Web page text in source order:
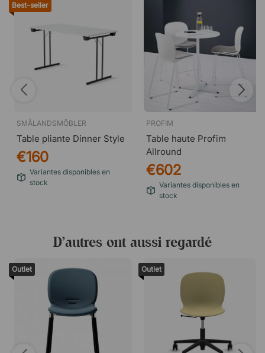
Best-seller
SMÅLANDSMÖBLER
Table pliante Dinner Style
€160
Variantes disponibles en
stock
PROFIM
Table haute Profim
Allround
€602
Variantes disponibles en
stock
D’autres ont aussi regardé
Outlet Outlet